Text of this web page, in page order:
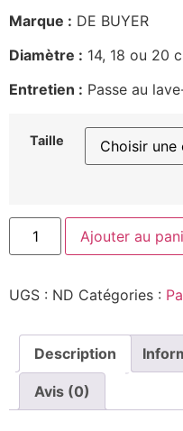
Marque : DE BUYER
Diamètre : 14, 18 ou 20
Entretien : Passe au
Taille
Ajouter au
UGS : ND Catégories :
Description
Avis (0)